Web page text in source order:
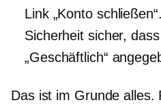
Link „Konto
Sicherheit sicher,
„Geschäftlich“
Das ist im Grunde alles.